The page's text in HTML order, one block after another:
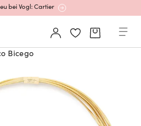
bei Vogl: Cartier
Ikonische Uhren von Cartier
Pre-Owned entdecken
Bicego